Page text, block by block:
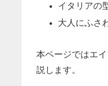
イタリアの
大人にふさ
本ページではエ
説します。